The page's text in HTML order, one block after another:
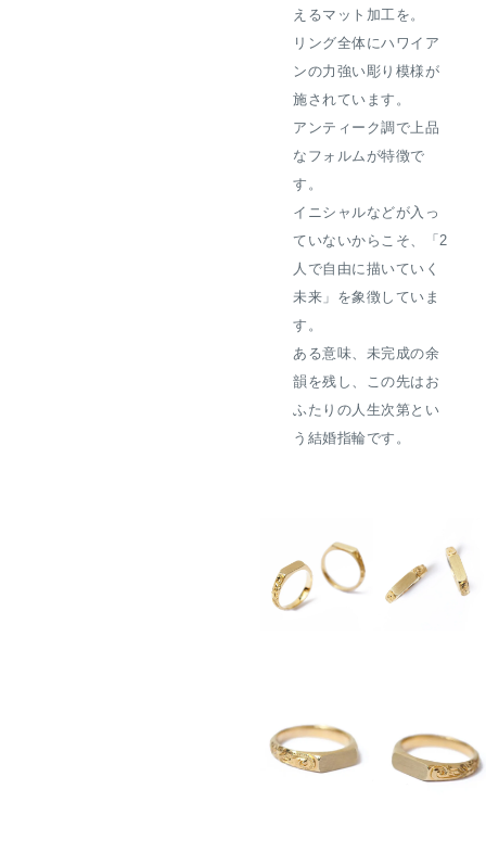
えるマット加工を。
リング全体にハワイア
ンの力強い彫り模様が
施されています。
アンティーク調で上品
なフォルムが特徴で
す。
イニシャルなどが入っ
ていないからこそ、「2
人で自由に描いていく
未来」を象徴していま
す。
ある意味、未完成の余
韻を残し、この先はお
ふたりの人生次第とい
う結婚指輪です。